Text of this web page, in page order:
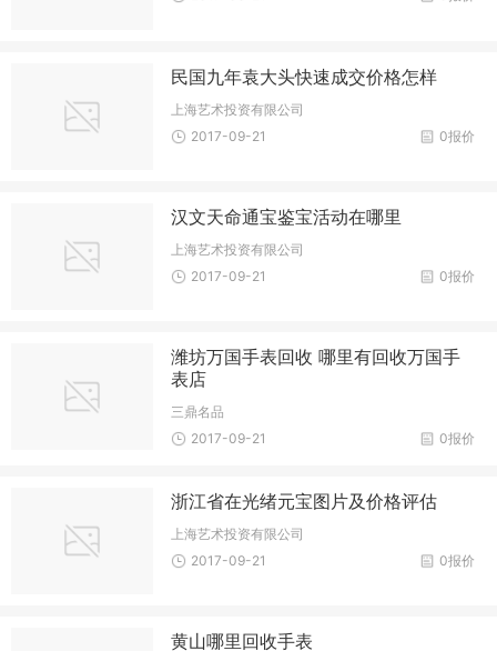
民国九年袁大头快速成交价格怎样
上海艺术投资有限公司
0报价
2017-09-21
汉文天命通宝鉴宝活动在哪里
上海艺术投资有限公司
0报价
2017-09-21
潍坊万国手表回收 哪里有回收万国手
表店
三鼎名品
0报价
2017-09-21
浙江省在光绪元宝图片及价格评估
上海艺术投资有限公司
0报价
2017-09-21
黄山哪里回收手表